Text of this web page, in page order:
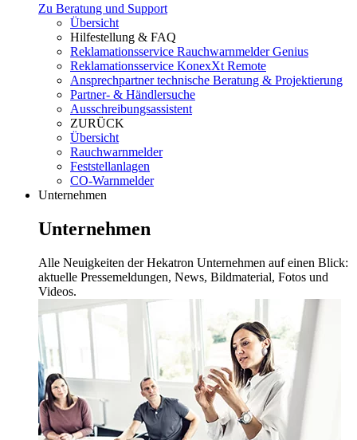
Zu Beratung und Support
Übersicht
Hilfestellung & FAQ
Reklamationsservice Rauchwarnmelder Genius
Reklamationsservice KonexXt Remote
Ansprechpartner technische Beratung & Projektierung
Partner- & Händlersuche
Ausschreibungsassistent
ZURÜCK
Übersicht
Rauchwarnmelder
Feststellanlagen
CO-Warnmelder
Unternehmen
Unternehmen
Alle Neuigkeiten der Hekatron Unternehmen auf einen Blick:
aktuelle Pressemeldungen, News, Bildmaterial, Fotos und
Videos.